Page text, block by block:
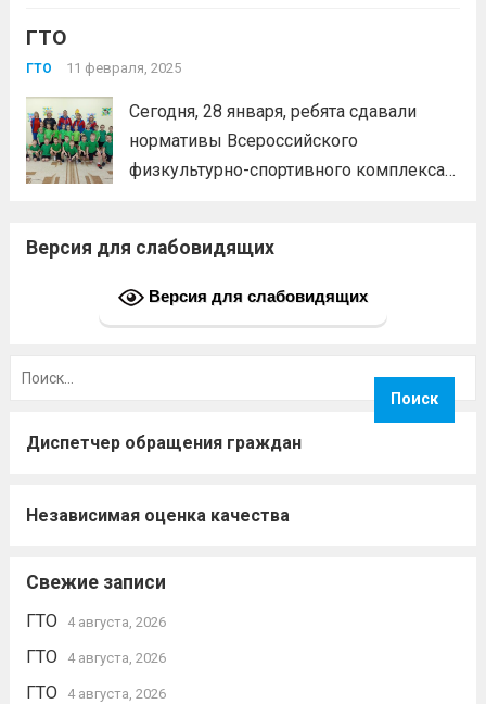
и обороне» (ОФП) среди школьников.
Читать дальше
ГТО
ГТО 11 февраля, 2025
Сегодня, 28 января, ребята сдавали
нормативы Всероссийского
физкультурно-спортивного комплекса
длину с места толчком двумя
ногами,поднимание туловища из
положения лежа на спине,наклон
гимнастической скамье,челночный бег...
Версия для слабовидящих
Версия для слабовидящих
Диспетчер обращения граждан
Независимая оценка качества
Свежие записи
ГТО 4 августа, 2026
ГТО 4 августа, 2026
ГТО 4 августа, 2026